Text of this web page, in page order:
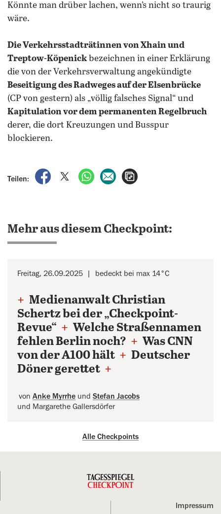
Könnte man drüber lachen, wenn’s nicht so traurig
wäre.
Die Verkehrsstadträtinnen von Xhain und
Treptow-Köpenickbezeichnen in einer Erklärung
die von der Verkehrsverwaltung angekündigte
Beseitigung des Radweges auf der Elsenbrücke
(CP von gestern) als „völlig falsches Signal“ und
Kapitulation vor dem permanenten Regelbruch
derer, die dort Kreuzungen und Busspur
blockieren.
Teilen:
auf Facebook teilen
auf X teilenper WhatsApp teilen
per E-Mail teilen
Mehr aus diesem Checkpoint:
Freitag, 26.09.2025 bedeckt bei max 14°C
+ Medienanwalt Christian
Schertz bei der „Checkpoint-
Revue“ + Welche Straßennamen
fehlen Berlin noch? + Was CNN
von der A100 hält + Deutscher
Döner gerettet +
von Anke Myrrhe und Stefan Jacobs
und Margarethe Gallersdörfer
Alle Checkpoints
Impressum